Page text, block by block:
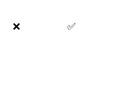
❌ ✅